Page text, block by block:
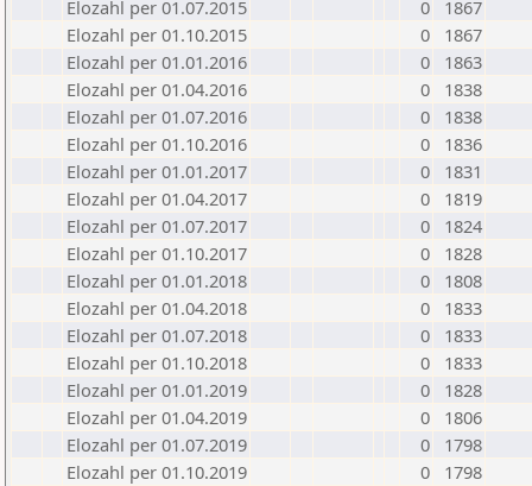
Elozahl per 01.07.2015
0
1867
Elozahl per 01.10.2015
0
1867
Elozahl per 01.01.2016
0
1863
Elozahl per 01.04.2016
0
1838
Elozahl per 01.07.2016
0
1838
Elozahl per 01.10.2016
0
1836
Elozahl per 01.01.2017
0
1831
Elozahl per 01.04.2017
0
1819
Elozahl per 01.07.2017
0
1824
Elozahl per 01.10.2017
0
1828
Elozahl per 01.01.2018
0
1808
Elozahl per 01.04.2018
0
1833
Elozahl per 01.07.2018
0
1833
Elozahl per 01.10.2018
0
1833
Elozahl per 01.01.2019
0
1828
Elozahl per 01.04.2019
0
1806
Elozahl per 01.07.2019
0
1798
Elozahl per 01.10.2019
0
1798